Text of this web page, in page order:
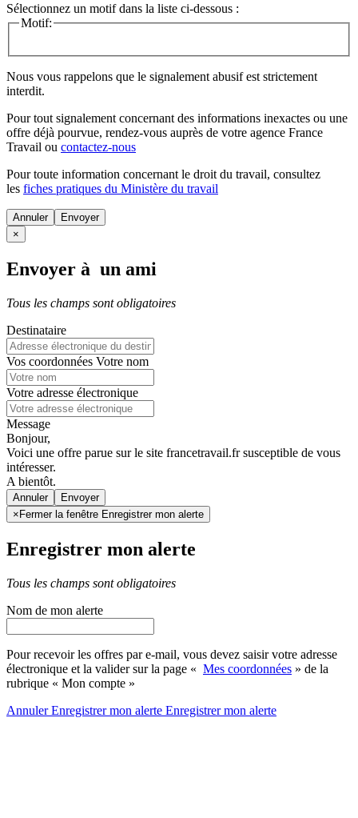
Sélectionnez un motif dans la liste ci-dessous :
Motif:
Nous vous rappelons que le signalement abusif est strictement
interdit.
Pour tout signalement concernant des informations inexactes ou une
offre déjà pourvue, rendez-vous auprès de votre agence France
Travail ou contactez-nous
Pour toute information concernant le droit du travail, consultez
les fiches pratiques du Ministère du travail
Annuler
×
Envoyer à un ami
Tous les champs sont obligatoires
Destinataire
Vos coordonnées Votre nom
Votre adresse électronique
Message
Bonjour,
Voici une offre parue sur le site francetravail.fr susceptible de vous
intéresser.
A bientôt.
Annuler
× Fermer la fenêtre Enregistrer mon alerte
Enregistrer mon alerte
Tous les champs sont obligatoires
Nom de mon alerte
Pour recevoir les offres par e-mail, vous devez saisir votre adresse
électronique et la valider sur la page « Mes coordonnées » de la
rubrique « Mon compte »
AnnulerEnregistrer mon alerte Enregistrermon alerte